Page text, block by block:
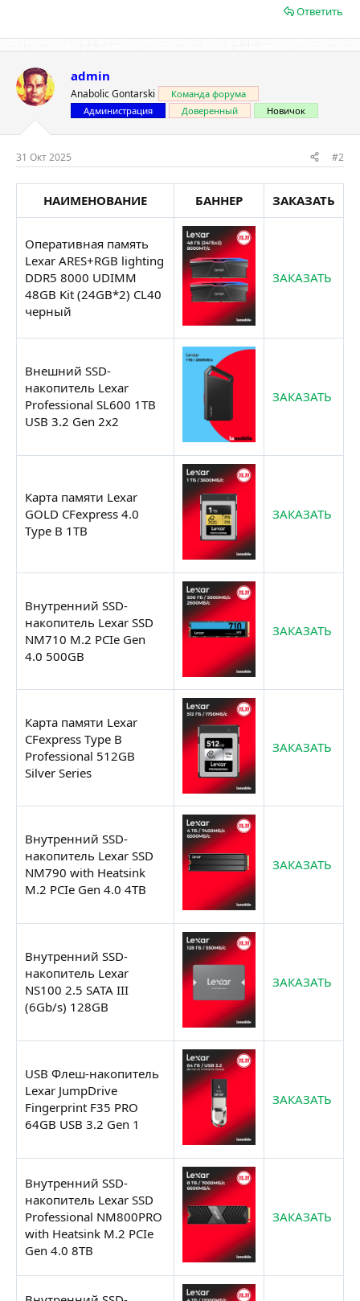
Ответить
admin
Anabolic Gontarski
Команда форума
Администрация
Доверенный Новичок
31 Окт 2025 #2
НАИМЕНОВАНИЕ БАННЕР ЗАКАЗАТЬ
Оперативная память
Lexar ARES+RGB lighting
DDR5 8000 UDIMM
48GB Kit (24GB*2) CL40
черный
ЗАКАЗАТЬ
Внешний SSD-
накопитель Lexar
Professional SL600 1TB
USB 3.2 Gen 2x2
ЗАКАЗАТЬ
Карта памяти Lexar
GOLD CFexpress 4.0
Type B 1TB
ЗАКАЗАТЬ
Внутренний SSD-
накопитель Lexar SSD
NM710 M.2 PCIe Gen
4.0 500GB
ЗАКАЗАТЬ
Карта памяти Lexar
CFexpress Type B
Professional 512GB
Silver Series
ЗАКАЗАТЬ
Внутренний SSD-
накопитель Lexar SSD
NM790 with Heatsink
M.2 PCIe Gen 4.0 4TB
ЗАКАЗАТЬ
Внутренний SSD-
накопитель Lexar
NS100 2.5 SATA III
(6Gb/s) 128GB
ЗАКАЗАТЬ
USB Флеш-накопитель
Lexar JumpDrive
Fingerprint F35 PRO
64GB USB 3.2 Gen 1
ЗАКАЗАТЬ
Внутренний SSD-
накопитель Lexar SSD
Professional NM800PRO
with Heatsink M.2 PCIe
Gen 4.0 8TB
ЗАКАЗАТЬ